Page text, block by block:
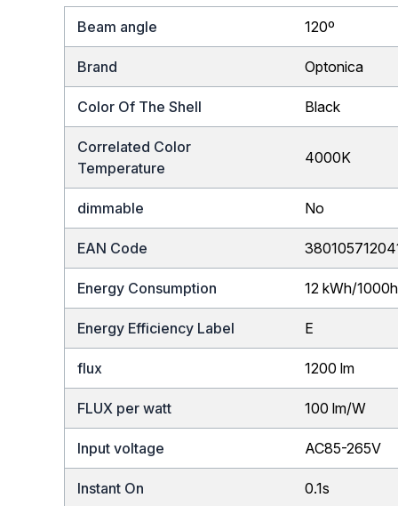
Beam angle 120º
Brand Optonica
Color Of The Shell Black
Correlated Color
Temperature
4000K
dimmable No
EAN Code
Energy Consumption 12 kWh/1000h
Energy Efficiency Label E
flux 1200 lm
FLUX per watt 100 lm/W
Input voltage AC85-265V
Instant On 0.1s